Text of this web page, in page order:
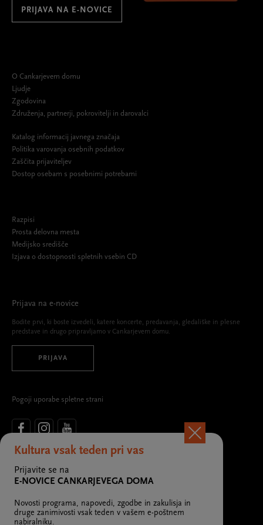
PRIJAVA NA E-NOVICE
Kultura vsak teden pri vas
Prijavite se na
E-NOVICE CANKARJEVEGA DOMA
Novosti programa, napovedi, zgodbe in zakulisja in
druge zanimivosti vsak teden v vašem e-poštnem
nabiralniku.
O Cankarjevem domu
Ljudje
Zgodovina
Združenja, partnerji, pokrovitelji in darovalci
Katalog informacij javnega značaja
Politika varovanja osebnih podatkov
Zaščita prijaviteljev
Dostop osebam s posebnimi potrebami
Razpisi
Prosta delovna mesta
Medijsko središče
Izjava o dostopnosti spletnih vsebin CD
Prijava na e-novice
Bodite prvi, ki boste izvedeli, katere koncerte, predavanja, gledališke in plesne
predstave in drugo pripravljamo v Cankarjevem domu.
PRIJAVA
Pogoji uporabe spletne strani
Ustanovitelj in glavni sofinancer kulturno-umetniškega programa